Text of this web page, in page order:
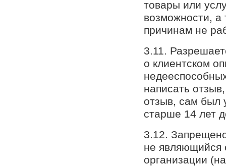
товары или
возможности, а
причинам не
3.11.
о клиентском
написать
отзыв, сам был
старше 14 лет
3.12.
не являющийся
организации